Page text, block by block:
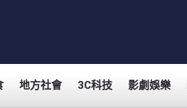
地方社會 3C科技 影劇娛樂